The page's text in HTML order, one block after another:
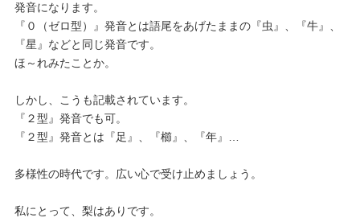
発音になります。
『０（ゼロ型）』発音とは語尾をあげたままの『虫』、『牛』、
『星』などと同じ発音です。
ほ～れみたことか。
しかし、こうも記載されています。
『２型』発音でも可。
『２型』発音とは『足』、『櫛』、『年』…
多様性の時代です。広い心で受け止めましょう。
私にとって、梨はありです。